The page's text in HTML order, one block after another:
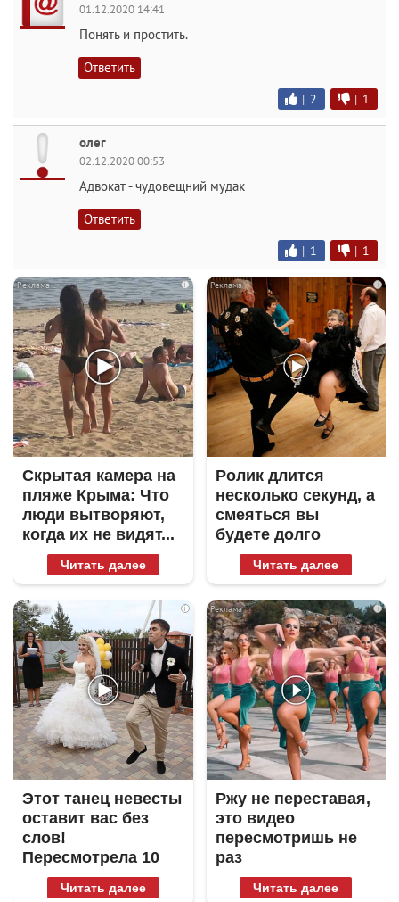
01.12.2020 14:41
Понять и простить.
Ответить
| 2 | 1
олег
02.12.2020 00:53
Адвокат - чудовещний мудак
Ответить
| 1 | 1
i
Скрытая камера на
пляже Крыма: Что
люди вытворяют,
когда их не видят...
Читать далее
i
Ролик длится
несколько секунд, а
смеяться вы
будете долго
Читать далее
i
Этот танец невесты
оставит вас без
слов!
Пересмотрела 10
раз
Читать далее
i
Ржу не переставая,
это видео
пересмотришь не
раз
Читать далее